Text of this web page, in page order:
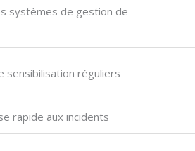
systèmes de gestion de
sensibilisation réguliers
rapide aux incidents